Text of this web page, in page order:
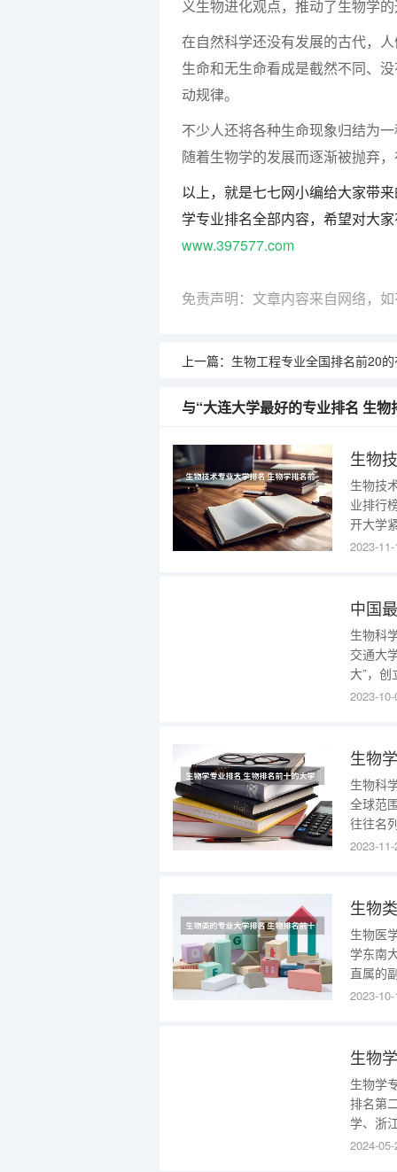
义生物进化观点，推动了生物学
在自然科学还没有发展的古代，
生命和无生命看成是截然不同、
动规律。
不少人还将各种生命现象归结为
随着生物学的发展而逐渐被抛弃
以上，就是七七网小编给大家带
学专业排名全部内容，希望对大
www.397577.com
免责声明：文章内容来自网络，
上一篇： 生物工程专业全国排名前20的有哪
与“大连大学最好的专业排名 生
生物技
业排行
开大学
物学为
2023-
中国
生物科
交通大
大”，
列国家“
2023-
生物
生物科
全球范
往往名
的生物
技领域
2023-
生物
生物医
学东南
直属的
“211工
2023-
生物
生物学
排名第
学、浙
专业有
2024-